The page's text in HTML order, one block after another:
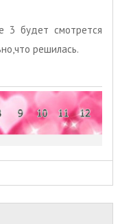
3 будет смотрется
решилась.